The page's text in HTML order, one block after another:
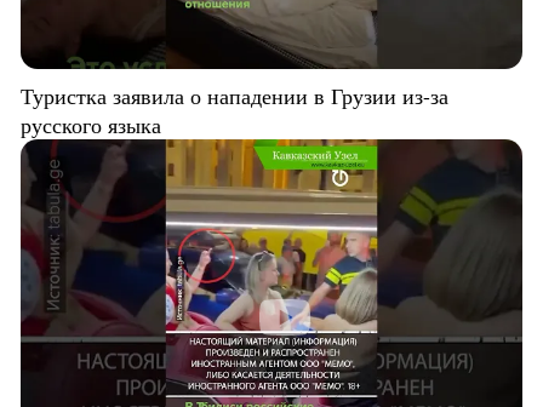
Туристка заявила о нападении в Грузии из-за
русского языка